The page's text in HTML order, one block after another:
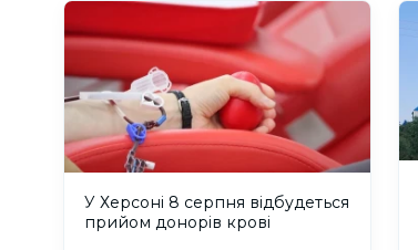
У Херсоні 8 серпня відбудеться
прийом донорів крові